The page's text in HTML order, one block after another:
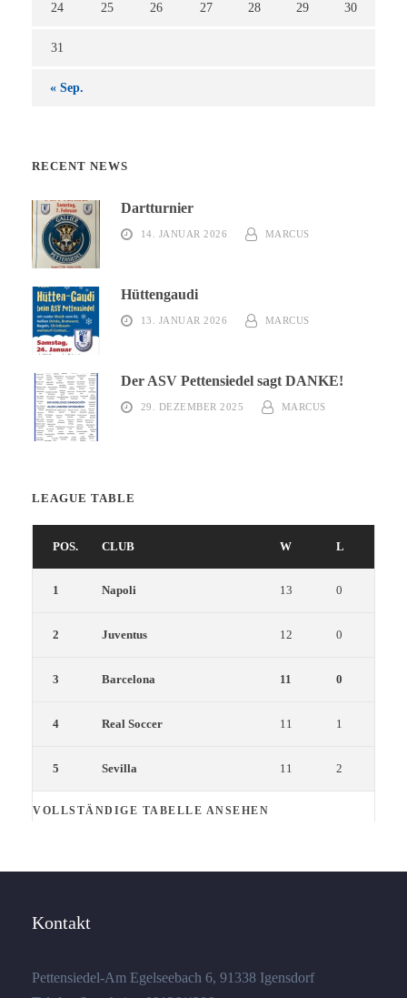
« Sep.
24 25 26 27 28 29 30
31
RECENT NEWS
Dartturnier
14. JANUAR 2026 MARCUS
Hüttengaudi
13. JANUAR 2026 MARCUS
Der ASV Pettensiedel sagt DANKE!
29. DEZEMBER 2025 MARCUS
LEAGUE TABLE
POS. CLUB W L
1 Napoli 13 0
2 Juventus 12 0
3 Barcelona 11 0
4 Real Soccer 11 1
5 Sevilla 11 2
VOLLSTÄNDIGE TABELLE ANSEHEN
Kontakt
Pettensiedel-Am Egelseebach 6, 91338 Igensdorf